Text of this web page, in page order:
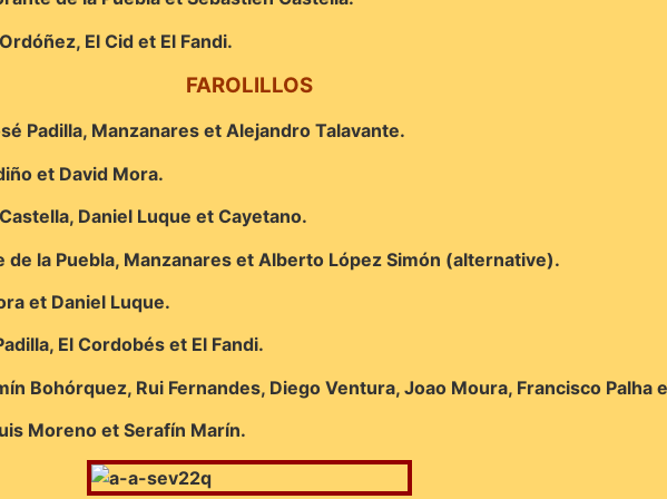
El Cid et El Fandi.
FAROLILLOS
Padilla, Manzanares et Alejandro Talavante.
et David Mora.
Daniel Luque et Cayetano.
la Puebla, Manzanares et Alberto López Simón (alternative).
et Daniel Luque.
El Cordobés et El Fandi.
Bohórquez, Rui Fernandes, Diego Ventura, Joao Moura, Francisco Palha
Moreno et Serafín Marín.